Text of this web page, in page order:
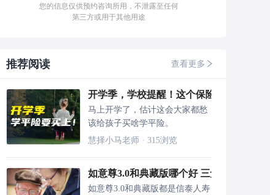
您的信息仅供预约咨询所用，不泄露至任何
第三方或用于其他用途
推荐阅读 查看更多
开学季，学校提醒！这个保险要买上！
马上开学了，估计这会大家都愁
该给孩子买啥学平险。
慧择小马老师 · 315浏览
如意尊3.0和典藏版哪个好 三角度剖析
如意尊3.0和典藏版都是信泰人寿